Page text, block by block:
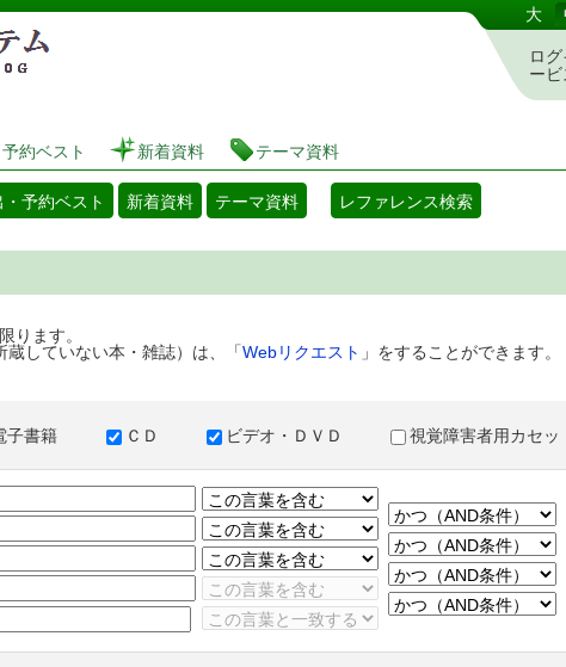
港区立図書館 蔵書検索・予約システム 大
ロ
ービ
約ベスト 新着資料 テーマ資料
・予約ベスト 新着資料 テーマ資料 レファレンス検索
ります。
していない本・雑誌）は、「Webリクエスト 」をすることができます。
子書籍 ＣＤ ビデオ・ＤＶＤ 視覚障害者用カセ